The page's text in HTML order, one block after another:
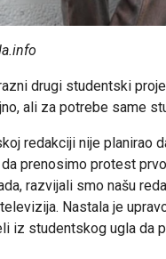
drugi studentski
ali za potrebe same
redakciji nije planirao
prenosimo protest
razvijali smo našu
Nastala je
iz studentskog ugla da